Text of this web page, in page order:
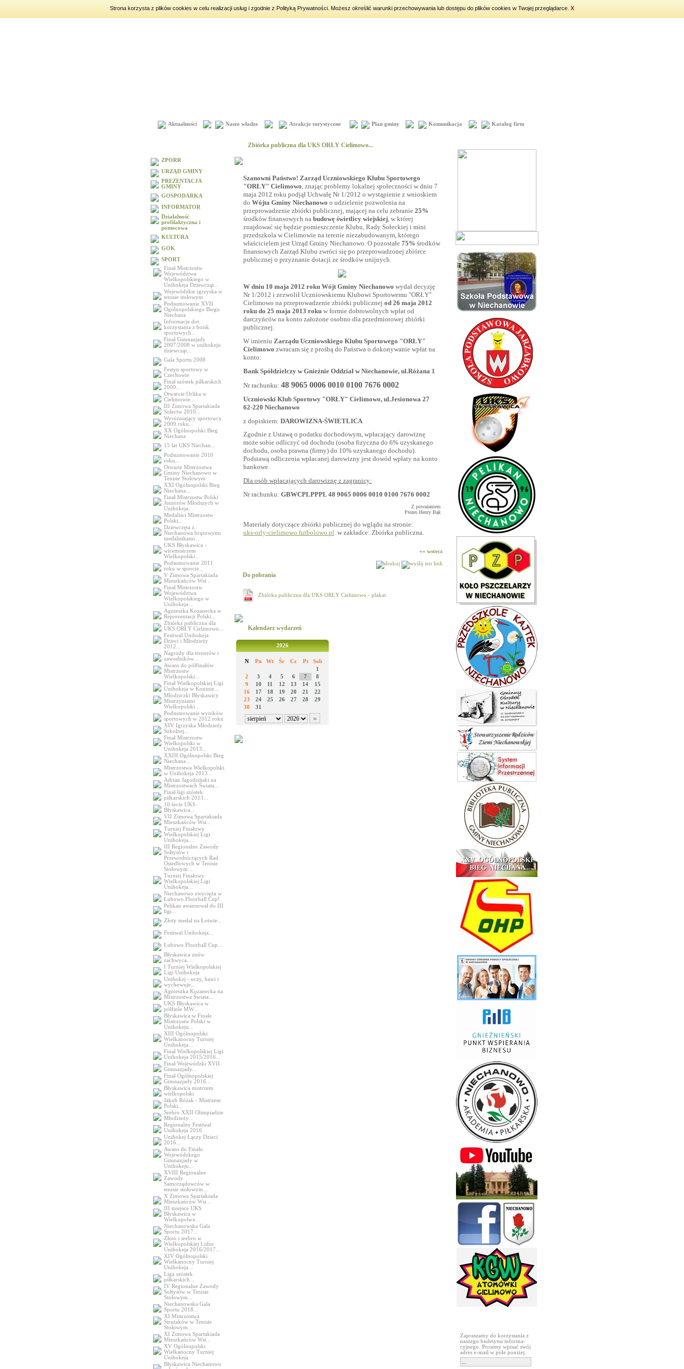
Strona korzysta z plików cookies w celu realizacji usług i zgodnie z Polityką Prywatności. Możesz określić warunki przechowywania lub dostępu do plików cookies w Twojej przeglądarce. X
piątek 7 sierpnia 2026 |imieniny:Dorota, Konrad, Kajetan
Aktualności Nasze władze Atrakcje turystyczne Plan gminy Komunikacja Katalog firm
ZPORR
URZĄD GMINY
PREZENTACJA
GMINY
GOSPODARKA
INFORMATOR
Działalność
profilaktyczna i
pomocowa
KULTURA
GOK
SPORT
Finał Mistrzostw
Województwa
Wielkopolskiego w
Unihokeja Dziewcząt...
Wojewódzkie igrzyska w
tenisie stołowym
Podsumowanie XVII
Ogólnopolskiego Biegu
Niechana
Informacje dot.
korzystania z boisk
sportowych...
Finał Gimnazjady
2007/2008 w unihokeju
dziewcząt...
Gala Sportu 2008
Festyn sportowy w
Czechowie
Finał szóstek piłkarskich
2009...
Otwarcie Orlika w
Cielimowie...
III Zimowa Spartakiada
Sołectw 2010...
Wyróżniający sportowcy
2009 roku...
XX Ogólnopolski Bieg
Niechana
15 lat UKS Niechan...
Podsumowanie 2010
roku...
Otwarte Mistrzostwa
Gminy Niechanowo w
Tenisie Stołowym
XXI Ogólnopolski Bieg
Niechana...
Finał Mistrzostw Polski
Juniorów Młodszych w
Unihokeja...
Medaliści Mistrzostw
Polski...
Dziewczęta z
Niechanowa brązowymi
medalistkami...
UKS Błyskawica -
wicemistrzem
Wielkopolski...
Podsumowanie 2011
roku w sporcie...
V Zimowa Spartakiada
Mieszkańców Wsi...
Finał Mistrzostw
Województwa
Wielkopolskiego w
Unihokeja...
Agnieszka Kozanecka w
Reprezentacji Polski...
Zbiórka publiczna dla
UKS ORŁY Cielimowo...
Festiwal Unihokeja
Dzieci i Młodzieży
2012...
Nagrody dla trenerów i
zawodników...
Awans do półfinałów
Mistrzostw
Wielkopolski...
Finał Wielkopolskiej Ligi
Unihokeja w Koninie...
Młodziczki Błyskawicy
Mistrzyniami
Wielkopolski...
Podsumowanie wyników
sportowych w 2012 roku
XIV Igrzyska Młodzieży
Szkolnej...
Finał Mistrzostw
Wielkopolski w
Unihokeja 2013...
XXIII Ogólnopolski Bieg
Niechana...
Mistrzostwa Wielkopolski
w Unihokeja 2013...
Adrian Jagodziński na
Mistrzostwach Świata...
Finał ligi szóstek
piłkarskich 2013...
10-lecie UKS
Błyskawica...
VII Zimowa Spartakiada
Mieszkańców Wsi...
Turniej Finałowy
Wielkopolskiej Ligi
Unihokeja...
III Regionalne Zawody
Sołtysów i
Przewodniczących Rad
Osiedlowych w Tenisie
Stołowym...
Turniej Finałowy
Wielkopolskiej Ligi
Unihokeja...
Niechanowo zwycięża w
Łubowo Floorball Cup!
Pelikan awansował do III
ligi...
Złoty medal na Łotwie...
Festiwal Unihokeja...
Łubowo Floorball Cup...
Błyskawica znów
zachwyca....
I Turniej Wielkopolskiej
Ligi Unihokeja
Unihokej - uczy, bawi i
wychowuje...
Agnieszka Kozanecka na
Mistrzostwa Świata...
UKS Błyskawica w
półfinle MW...
Błyskawica w Finale
Mistrzostw Polski w
Unihokeju...
XIII Ogólnopolski
Wielkanocny Turniej
Unihokeja...
Finał Wielkopolskiej Ligi
Unihokeja 2015/2016...
Finał Wojewódzki XVII
Gimnazjady...
Finał Ogólnopolskiej
Gimnazjady 2016...
Błyskawica mistrzem
wielkopolski
Jakub Różak - Mistrzem
Polski...
Srebro XXII Olimpiadzie
Młodzieży...
Regionalny Festiwal
Unihokeja 2016
Unihokej Łączy Dzieci
2016...
Awans do Finału
Wojewódzkego
Gimnazjady w
Unihokeju...
XVIII Regionalne
Zawody
Samorządowców w
tenisie stołowym...
X Zimowa Spartakiada
Mieszkańców Wsi...
III miejsce UKS
Błyskawica w
Wielkopolsce...
Niechanowska Gala
Sportu 2017...
Złoto i srebro w
Wielkopolskiej Lidze
Unihokeja 2016/2017...
XIV Ogólnopolski
Wielkanocny Turniej
Unihokeja...
Liga szóstek
piłkarskich...
IV Regionalne Zawody
Sołtysów w Tenisie
Stołowym...
Niechanowska Gala
Sportu 2018...
XI Mistrzostwa
Strażaków w Tenisie
Stołowym...
XI Zimowa Spartakiada
Mieszkańców Wsi...
XV Ogólnopolski
Wielkanocny Turniej
Unihokeja
Błyskawica Niechanowo
Zbiórka publiczna dla UKS ORŁY Cielimowo...
Szanowni Państwo! Zarząd Uczniowskiego Klubu Sportowego
"ORŁY" Cielimowo, znając problemy lokalnej społeczności w dniu 7
maja 2012 roku podjął Uchwałę Nr 1/2012 o wystąpienie z wnioskiem
do Wójta Gminy Niechanowo o udzielenie pozwolenia na
przeprowadzenie zbiórki publicznej, mającej na celu zebranie 25%
środków finansowych na budowę świetlicy wiejskiej, w której
znajdować się będzie pomieszczenie Klubu, Rady Sołeckiej i mini
przedszkola w Cielimowie na terenie niezabudowanym, którego
właścicielem jest Urząd Gminy Niechanowo. O pozostałe 75% środków
finansowych Zarząd Klubu zwróci się po przeprowadzonej zbiórce
publicznej o przyznanie dotacji ze środków unijnych.
W dniu 10 maja 2012 roku Wójt Gminy Niechanowo wydał decyzję
Nr 1/2012 i zezwolił Uczniowskiemu Klubowi Sportowemu "ORŁY"
Cielimowo na przeprowadzenie zbiórki publicznej od 26 maja 2012
roku do 25 maja 2013 roku w formie dobrowolnych wpłat od
darczyńców na konto założone osobno dla przedmiotowej zbiórki
publicznej.
W imieniu Zarządu Uczniowskiego Klubu Sportowego "ORŁY"
Cielimowo zwracam się z prośbą do Państwa o dokonywanie wpłat na
konto:
Bank Spółdzielczy w Gnieźnie Oddział w Niechanowie, ul.Różana 1
Nr rachunku: 48 9065 0006 0010 0100 7676 0002
Uczniowski Klub Sportowy "ORŁY" Cielimowo, ul.Jesionowa 27
62-220 Niechanowo
z dopiskiem: DAROWIZNA-ŚWIETLICA
Zgodnie z Ustawą o podatku dochodowym, wpłacający darowiznę
może sobie odliczyć od dochodu (osoba fizyczna do 6% uzyskanego
dochodu, osoba prawna (firmy) do 10% uzyskanego dochodu).
Podstawą odliczenia wpłacanej darowizny jest dowód wpłaty na konto
bankowe.
Dla osób wpłacających darowiznę z zagranicy:
Nr rachunku: GBWCPLPPPL 48 9065 0006 0010 0100 7676 0002
Z poważaniem
Prezes Henry Bąk
Materiały dotyczące zbiórki publicznej do wglądu na stronie:
uks-orly-cielimowo.futbolowo.pl w zakładce: Zbiórka publiczna.
«« wstecz
Do pobrania
Zbiórka publiczna dla UKS ORŁY Cielimowo - plakat
Kalendarz wydarzeń
2026
N Pn Wt Śr Cz Pt
Sob
1
2
3 4 5 6 7
8
9
10 11 12 13 14
15
16
17 18 19 20 21
22
23
24 25 26 27 28
29
30
31
Zapraszamy do korzystania z
naszego biuletynu informa-
cyjnego. Prosimy wpisać swój
adres e-mail w pole poniżej.